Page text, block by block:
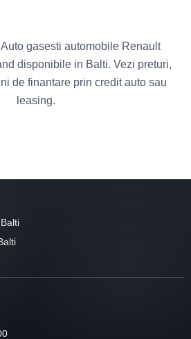
gasesti automobile Renault
disponibile in Balti. Vezi preturi,
de finantare prin credit auto sau
leasing.